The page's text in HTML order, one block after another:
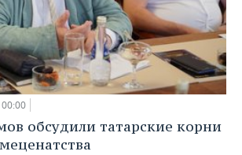
обсудили татарские корни